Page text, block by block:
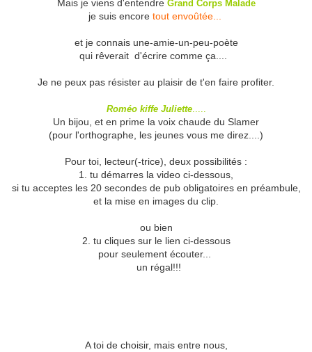
Mais je viens d'entendre Grand Corps Malade
je suis encore tout envoûtée...
et je connais une-amie-un-peu-poète
qui rêverait d'écrire comme ça....
Je ne peux pas résister au plaisir de t'en faire profiter.
Roméo kiffe Juliette.....
Un bijou, et en prime la voix chaude du Slamer
(pour l'orthographe, les jeunes vous me direz....)
Pour toi, lecteur(-trice), deux possibilités :
1. tu démarres la video ci-dessous,
si tu acceptes les 20 secondes de pub obligatoires en préambule,
et la mise en images du clip.
ou bien
2. tu cliques sur le lien ci-dessous
pour seulement écouter...
un régal!!!
A toi de choisir, mais entre nous,